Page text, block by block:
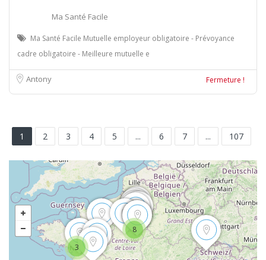
Ma Santé Facile
Ma Santé Facile Mutuelle employeur obligatoire - Prévoyance
cadre obligatoire - Meilleure mutuelle e
Antony Fermeture !
1 2 3 4 5 ... 6 7 ... 107
3
8